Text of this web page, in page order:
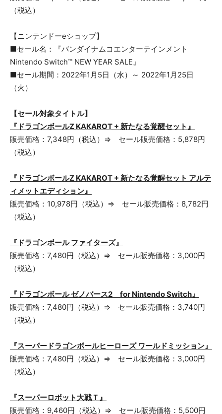
（税込）
【ニンテンドーeショップ】
■セール名：『バンダイナムコエンターテインメント
Nintendo Switch™ NEW YEAR SALE』
■セール期間：2022年1月5日（水）～ 2022年1月25日
（火）
【セール対象タイトル】
『ドラゴンボールZ KAKAROT + 新たなる覚醒セット』
販売価格：7,348円（税込）⇒ セール販売価格：5,878円
（税込）
『ドラゴンボールZ KAKAROT + 新たなる覚醒セット アルテ
ィメットエディション』
販売価格：10,978円（税込）⇒ セール販売価格：8,782円
（税込）
『ドラゴンボール ファイターズ』
販売価格：7,480円（税込）⇒ セール販売価格：3,000円
（税込）
『ドラゴンボール ゼノバース2 for Nintendo Switch』
販売価格：7,480円（税込）⇒ セール販売価格：3,740円
（税込）
『スーパードラゴンボールヒーローズ ワールドミッション』
販売価格：7,480円（税込）⇒ セール販売価格：3,000円
（税込）
『スーパーロボット大戦Ｔ』
販売価格：9,460円（税込）⇒ セール販売価格：5,500円